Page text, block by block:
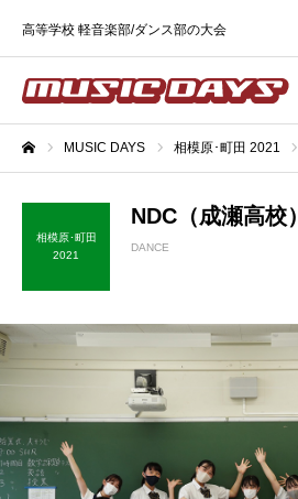
高等学校 軽音楽部/ダンス部の大会
MUSIC DAYS 相模原･町田 2021
相模原･町田
2021
NDC（成瀬高校）
DANCE